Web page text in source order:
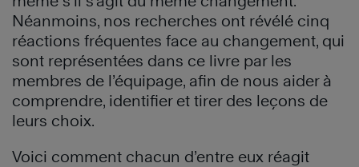
Néanmoins, nos recherches ont révélé cinq
réactions fréquentes face au changement, qui
sont représentées dans ce livre par les
membres de l’équipage, afin de nous aider à
comprendre, identifier et tirer des leçons de
leurs choix.
Voici comment chacun d’entre eux réagit